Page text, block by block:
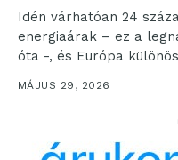
Idén várhatóan 24
energiaárak – ez a
óta -, és Európa
MÁJUS 29, 2026